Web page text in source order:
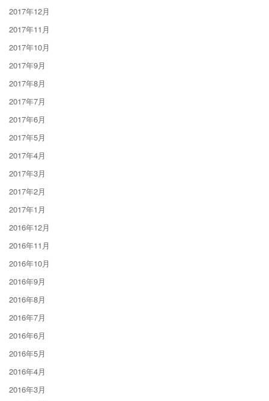
2017年12月
2017年11月
2017年10月
2017年9月
2017年8月
2017年7月
2017年6月
2017年5月
2017年4月
2017年3月
2017年2月
2017年1月
2016年12月
2016年11月
2016年10月
2016年9月
2016年8月
2016年7月
2016年6月
2016年5月
2016年4月
2016年3月